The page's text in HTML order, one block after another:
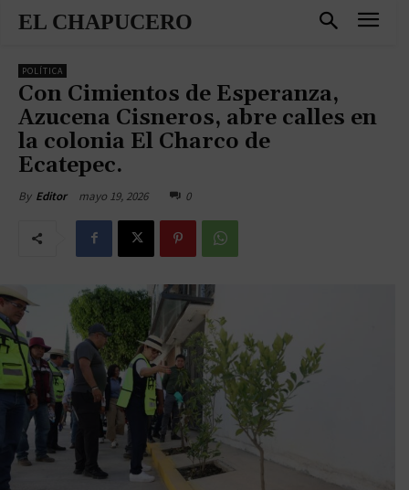
EL CHAPUCERO
POLÍTICA
Con Cimientos de Esperanza,
Azucena Cisneros, abre calles en
la colonia El Charco de
Ecatepec.
By Editor mayo 19, 2026 0